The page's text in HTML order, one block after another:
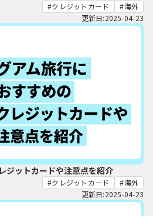
クレジットカード
海外
更新日:2025-04-23
ジットカードや注意点を紹介
クレジットカード
海外
更新日:2025-04-23